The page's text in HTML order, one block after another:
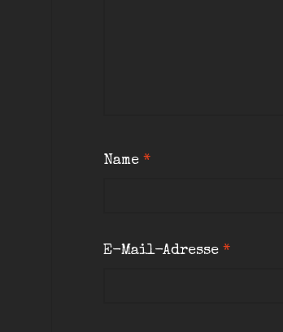
Name *
E-Mail-Adresse *